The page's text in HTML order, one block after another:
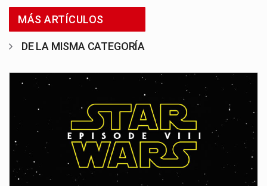
MÁS ARTÍCULOS
DE LA MISMA CATEGORÍA